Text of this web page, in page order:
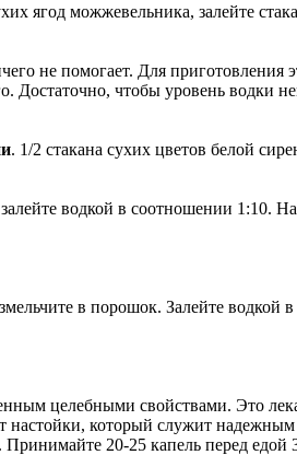
ягод можжевельника, залейте
не помогает. Для
чтобы уровень водки
. 1/2 стакана сухих цветов белой
водкой в соотношении 1:10.
в порошок. Залейте водкой
целебными свойствами. Это
который служит
20-25 капель перед едой